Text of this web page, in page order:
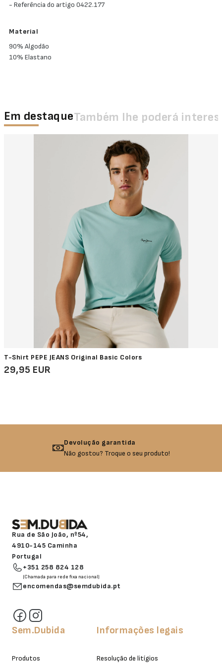
- Referência do artigo 0422.177
Material
90% Algodão
10% Elastano
Em destaqueTambém lhe poderá
T-Shirt PEPE JEANS Original Basic Colors
29,95 EUR
Devolução garantida
Não gostou? Troque o seu produto!
Rua de São João, nº54,
4910-145 Caminha
Portugal
+351 258 824 128
(Chamada para rede fixa nacional)
encomendas@semdubida.pt
Sem.Dubida
Produtos
Informações legais
Resolução de litígios